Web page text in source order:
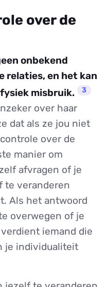
over de
onbekend
relaties, en het kan
misbruik.
3
over haar
dat als ze jou niet
over de
manier om
afvragen of je
te veranderen
Als het antwoord
overwegen of je
iemand die
je individualiteit